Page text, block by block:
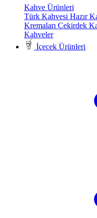
Kahve Ürünleri
Türk Kahvesi Hazır
Kremaları Çekirdek
Kahveler
İçecek Ürünleri